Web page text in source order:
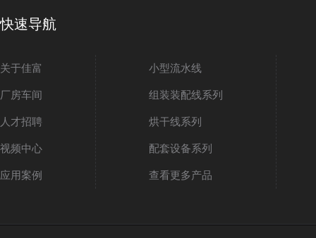
快速导航
关于佳富
厂房车间
人才招聘
视频中心
应用案例
小型流水线
组装装配线系列
烘干线系列
配套设备系列
查看更多产品